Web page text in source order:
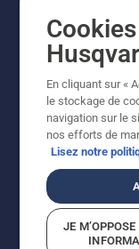
© Husqvarna
indiqués sont
contractuelles.
Égalité hommes
En cliquant sur «
le stockage de
navigation sur le
nos efforts de
Lisez notre
JE